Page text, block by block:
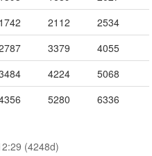
1742 2112
2534
3379
4055
4224
5068
5280 6336
(4248d)